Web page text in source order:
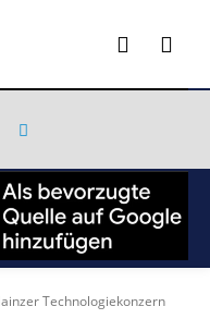
Technologiekonzern